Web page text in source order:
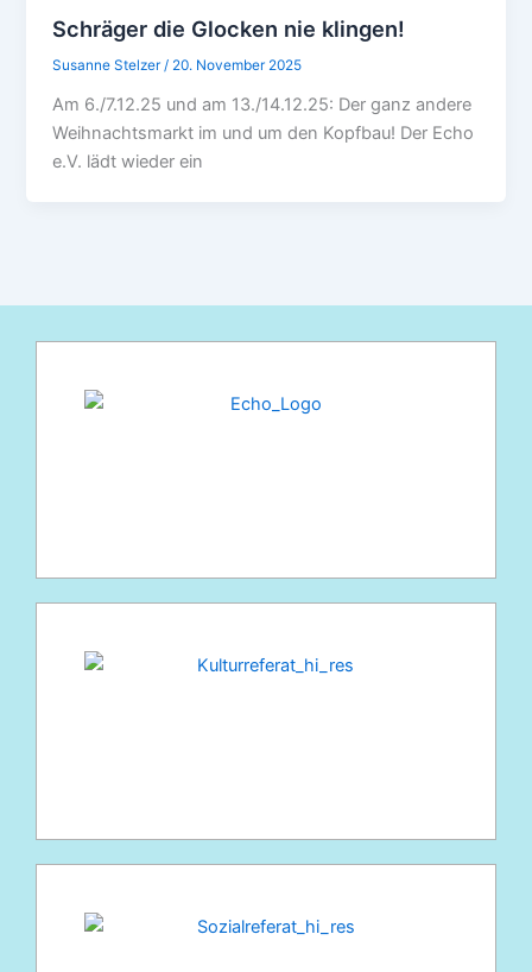
Schräger die Glocken nie klingen!
Susanne Stelzer/ 20. November 2025
Am 6./7.12.25 und am 13./14.12.25: Der ganz andere
Weihnachtsmarkt im und um den Kopfbau! Der Echo
e.V. lädt wieder ein